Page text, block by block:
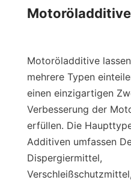
Motoröladditive
mehrere Typen
einen einzigartigen
Verbesserung der
erfüllen. Die
Additiven umfassen
Dispergiermittel,
Verschleißschutzmittel,